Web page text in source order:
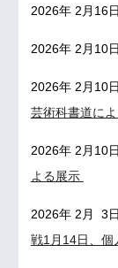
2026年 2月16
2026年 2月10
2026年 2月10
芸術科書道に
2026年 2月10
よる展示
2026年 2月 3
戦1月14日、個